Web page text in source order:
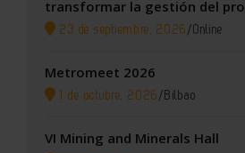
transformar la gestión del
23 de septiembre, 2026 /Online
Metromeet 2026
1 de octubre, 2026 / Bilbao
VI Mining and Minerals Hall